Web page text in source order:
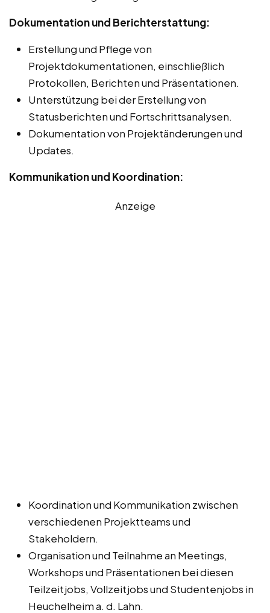
Dokumentation und Berichterstattung:
Erstellung und Pflege von
Projektdokumentationen, einschließlich
Protokollen, Berichten und Präsentationen.
Unterstützung bei der Erstellung von
Statusberichten und Fortschrittsanalysen.
Dokumentation von Projektänderungen und
Updates.
Kommunikation und Koordination:
Anzeige
Koordination und Kommunikation zwischen
verschiedenen Projektteams und
Stakeholdern.
Organisation und Teilnahme an Meetings,
Workshops und Präsentationen bei diesen
Teilzeitjobs, Vollzeitjobs und Studentenjobs in
Heuchelheim a. d. Lahn.